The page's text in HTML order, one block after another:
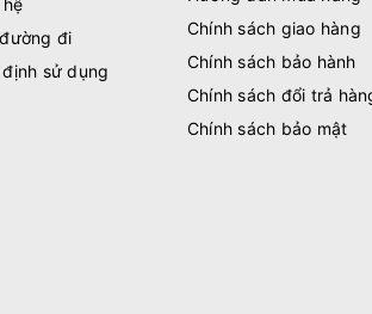
đi
sử dụng
Chính sách giao hàng
Chính sách bảo hành
Chính sách đổi trả
Chính sách bảo mật